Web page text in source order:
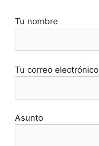
Tu nombre
Tu correo electrónico
Asunto